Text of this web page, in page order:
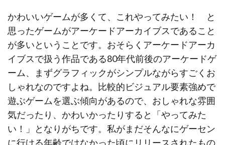
かわいいゲームが多くて、これやってみたい！ と
思ったゲームがアーケードアーカイブスであること
が多いということです。おそらくアーケードアーカ
イブスで扱う作品である80年代前後のアーケードゲ
ーム、まずグラフィックがシンプルながらすごくお
しゃれなのですよね。比較的ビジュアル要素強めで
遊ぶゲームを選ぶ傾向があるので、おしゃれな雰囲
気だったり、かわいかったりすると「やってみた
い！」となりがちです。私がまだそんなにゲーセン
に行ける年齢ではなかった頃にリリースされたもの